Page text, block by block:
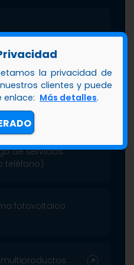
de servicios
teléfono).
fotovoltaico
la privacidad de
clientes y puede
enlace: Más detalles.